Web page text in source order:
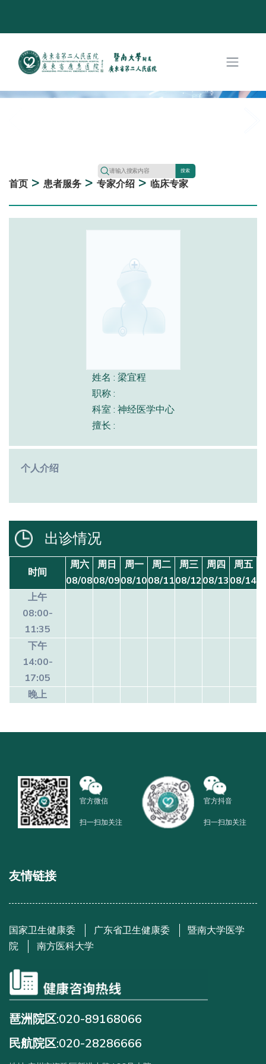
搜索
首页 > 患者服务 > 专家介绍 >临床专家
姓名 : 梁宜程
职称 :
科室 : 神经医学中心
擅长 :
个人介绍
出诊情况
时间
周六
08/08
周日
08/09
周一
08/10
周二
08/11
周三
08/12
周四
08/13
周五
08/14
上午
08:00-
11:35
下午
14:00-
17:05
晚上
官方微信
扫一扫加关注
官方抖音
扫一扫加关注
友情链接
国家卫生健康委 广东省卫生健康委
暨南大学医学
院
南方医科大学
琶洲院区:020-89168066
民航院区:020-28286666